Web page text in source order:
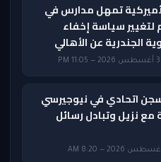
تمهل مدارس في
7 أيام لتغيير سياسة إخفاء
الجندرية عن الأهالي
اتحادي في نيوجيرسي
مع نزيل وتبادل رسائل